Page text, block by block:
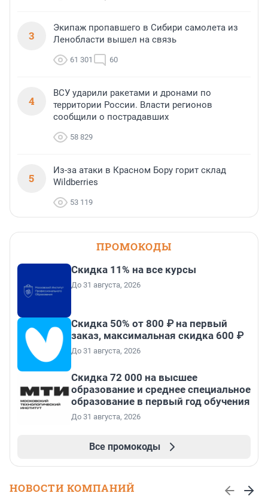
3
Экипаж пропавшего в Сибири самолета из
Ленобласти вышел на связь
61 301 60
4
ВСУ ударили ракетами и дронами по
территории России. Власти регионов
сообщили о пострадавших
58 829
5
Из-за атаки в Красном Бору горит склад
Wildberries
53 119
ПРОМОКОДЫ
Скидка 11% на все курсы
До 31 августа, 2026
Скидка 50% от 800 ₽ на первый
заказ, максимальная скидка 600 ₽
До 31 августа, 2026
Скидка 72 000 на высшее
образование и среднее специальное
образование в первый год обучения
До 31 августа, 2026
Все промокоды
НОВОСТИ КОМПАНИЙ